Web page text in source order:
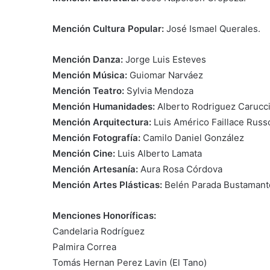
Mención Cultura Popular: José Ismael Querales.
Mención Danza: Jorge Luis Esteves
Mención Música: Guiomar Narváez
Mención Teatro: Sylvia Mendoza
Mención Humanidades: Alberto Rodriguez Carucci
Mención Arquitectura: Luis Américo Faillace
Mención Fotografía: Camilo Daniel González
Mención Cine: Luis Alberto Lamata
Mención Artesanía: Aura Rosa Córdova
Mención Artes Plásticas: Belén Parada
Menciones Honoríficas:
Candelaria Rodríguez
Palmira Correa
Tomás Hernan Perez Lavin (El Tano)